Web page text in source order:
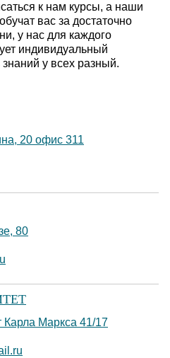
к нам курсы, а наши
вас за достаточно
у нас для каждого
индивидуальный
знаний у всех разный.
20 офис 311
80
Карла Маркса 41/17